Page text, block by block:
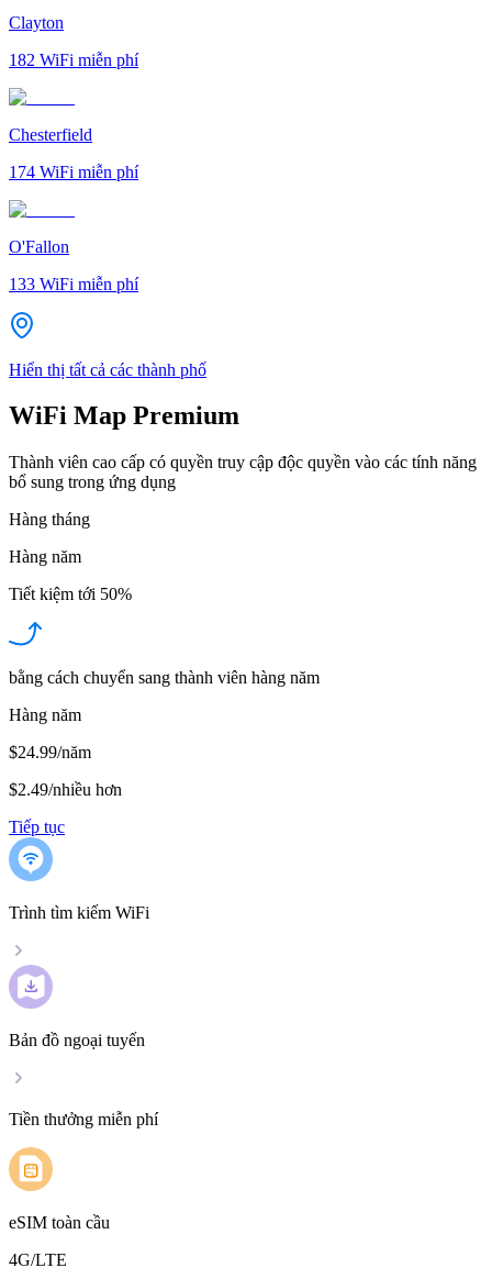
Clayton
182 WiFi miễn phí
Chesterfield
174 WiFi miễn phí
O'Fallon
133 WiFi miễn phí
Hiển thị tất cả các thành phố
WiFi Map Premium
Thành viên cao cấp có quyền truy cập độc quyền vào các tính năng
bổ sung trong ứng dụng
Hàng tháng
Hàng năm
Tiết kiệm tới 50%
bằng cách chuyển sang thành viên hàng năm
Hàng năm
$24.99/năm
$2.49/nhiều hơn
Tiếp tục
Trình tìm kiếm WiFi
Bản đồ ngoại tuyến
Tiền thưởng miễn phí
eSIM toàn cầu
4G/LTE